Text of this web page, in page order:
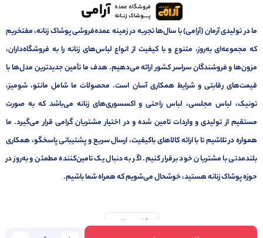
ما در تولیدی آرمان (آرامی) با سال‌ها تجربه در زمینه عمده‌فروشی پوشاک زنانه، مفتخریم
که مجموعه‌ای به‌روز، متنوع و با کیفیت از انواع لباس‌های زنانه را به فروشگاه‌داران،
مزون‌ها و فروشندگان سراسر کشور ارائه می‌دهیم. هدف ما تأمین جدیدترین مدل‌ها با
قیمت‌های رقابتی و شرایط همکاری آسان است. محصولات ما شامل مانتو، شومیز،
تونیک، لباس مجلسی، لباس راحتی و اکسسوری‌های زنانه می‌باشد که به صورت
مستقیم از تولیدی و واردات تامین شده و در اختیار مشتریان گرامی قرار می‌گیرد. ما
همواره در تلاشیم تا با ارائه کالاهای باکیفیت، ارسال سریع و پشتیبانی پاسخگو، همکاری
بلندمدتی با مشتریان خود برقرار کنیم. اگر به دنبال یک تامین‌کننده مطمئن و به‌روز در
حوزه پوشاک زنانه هستید، خوشحال می‌شویم که همراه شما باشیم.
برگشت به بالا